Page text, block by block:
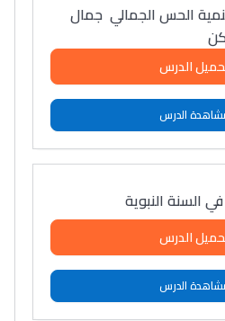
الحس الجمالي جمال
الدرس
الدرس
السنة النبوية
الدرس
الدرس